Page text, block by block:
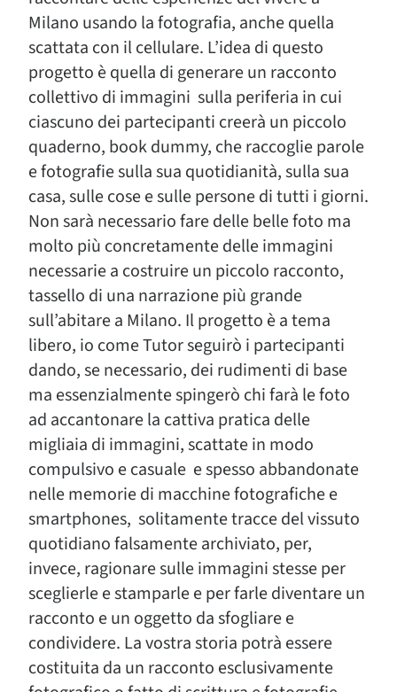
Milano usando la fotografia, anche quella
scattata con il cellulare. L’idea di questo
progetto è quella di generare un racconto
collettivo di immagini sulla periferia in cui
ciascuno dei partecipanti creerà un piccolo
quaderno, book dummy, che raccoglie parole
e fotografie sulla sua quotidianità, sulla sua
casa, sulle cose e sulle persone di tutti i giorni.
Non sarà necessario fare delle belle foto ma
molto più concretamente delle immagini
necessarie a costruire un piccolo racconto,
tassello di una narrazione più grande
sull’abitare a Milano. Il progetto è a tema
libero, io come Tutor seguirò i partecipanti
dando, se necessario, dei rudimenti di base
ma essenzialmente spingerò chi farà le foto
ad accantonare la cattiva pratica delle
migliaia di immagini, scattate in modo
compulsivo e casuale e spesso abbandonate
nelle memorie di macchine fotografiche e
smartphones, solitamente tracce del vissuto
quotidiano falsamente archiviato, per,
invece, ragionare sulle immagini stesse per
sceglierle e stamparle e per farle diventare un
racconto e un oggetto da sfogliare e
condividere. La vostra storia potrà essere
costituita da un racconto esclusivamente